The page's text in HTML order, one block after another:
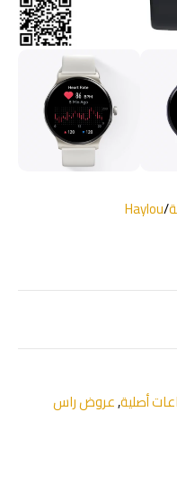
/
Haylou
أصلية,عروض راس